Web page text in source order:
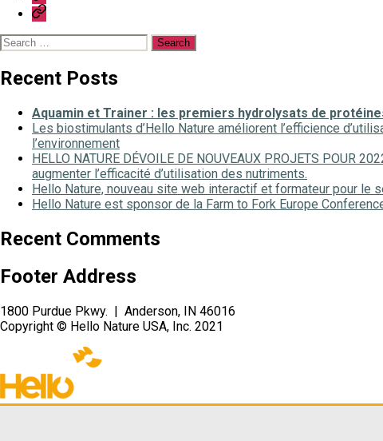
Recent Posts
Aquamin et Trainer : les premiers hydrolysats de
Les biostimulants d’Hello Nature améliorent l’efficience
l’environnement
HELLO NATURE DÉVOILE DE NOUVEAUX PROJETS
augmenter l’efficacité d’utilisation des nutriments.
Hello Nature, nouveau site web interactif et formateur pour le
Hello Nature est sponsor de la Farm to Fork Europe
Recent Comments
Footer Address
1800 Purdue Pkwy. | Anderson, IN 46016
Copyright © Hello Nature USA, Inc. 2021